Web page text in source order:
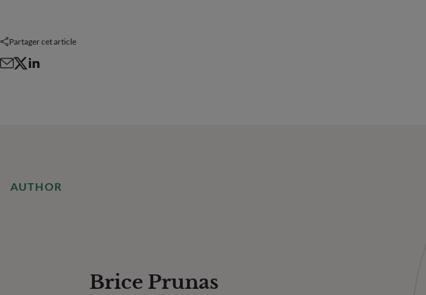
Partager cet article
AUTHOR
Brice Prunas